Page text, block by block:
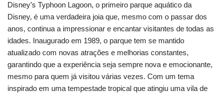
Disney’s Typhoon Lagoon, o primeiro parque aquático da
Disney, é uma verdadeira joia que, mesmo com o passar dos
anos, continua a impressionar e encantar visitantes de todas as
idades. Inaugurado em 1989, o parque tem se mantido
atualizado com novas atrações e melhorias constantes,
garantindo que a experiência seja sempre nova e emocionante,
mesmo para quem já visitou várias vezes. Com um tema
inspirado em uma tempestade tropical que atingiu uma vila de